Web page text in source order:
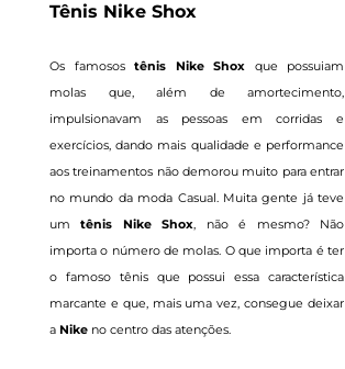
Tênis Nike Shox
Os famosostênis Nike Shox que possuiam
molas que, além de amortecimento,
impulsionavam as pessoas em corridas e
exercícios, dando mais qualidade e performance
aos treinamentos não demorou muito para entrar
no mundo da moda Casual. Muita gente já teve
umtênis Nike Shox, não é mesmo? Não
importa o número de molas. O que importa é ter
o famoso tênis que possui essa característica
marcante e que, mais uma vez, consegue deixar
a Nike no centro das atenções.